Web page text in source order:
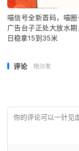
喵信号全新首码，喵
广告台子正处大放水期
日稳拿15到35米
评论 抢沙发